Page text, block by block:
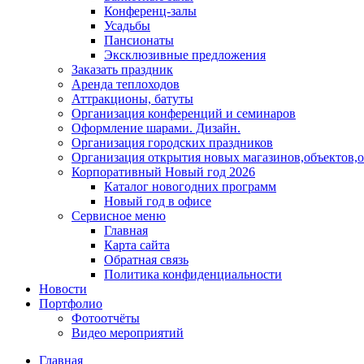
Конференц-залы
Усадьбы
Пансионаты
Эксклюзивные предложения
Заказать праздник
Аренда теплоходов
Аттракционы, батуты
Организация конференций и семинаров
Оформление шарами. Дизайн.
Организация городских праздников
Организация открытия новых
Корпоративный Новый год 2026
Каталог новогодних программ
Новый год в офисе
Сервисное меню
Главная
Карта сайта
Обратная связь
Политика конфиденциальности
Новости
Портфолио
Фотоотчёты
Видео мероприятий
Главная